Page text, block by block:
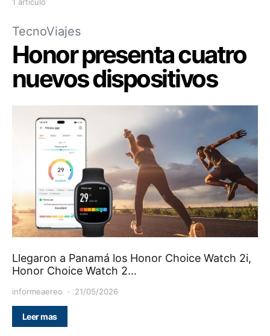
TecnoViajes
Honor presenta cuatro
nuevos dispositivos
Llegaron a Panamá los Honor Choice Watch 2i,
Honor Choice Watch 2…
informeaereo 21/05/2026
Leer mas